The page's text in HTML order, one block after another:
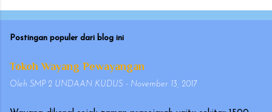
Postingan populer dari blog ini
Tokoh Wayang Pewayangan
Oleh SMP 2 UNDAAN KUDUS - November 13, 2017